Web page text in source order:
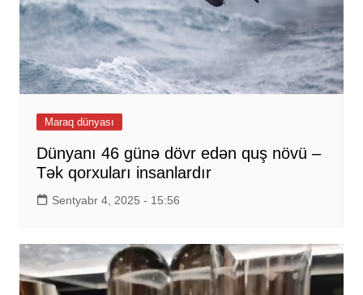
Maraq dünyası
Dünyanı 46 günə dövr edən quş növü –
Tək qorxuları insanlardır
Sentyabr 4, 2025 - 15:56